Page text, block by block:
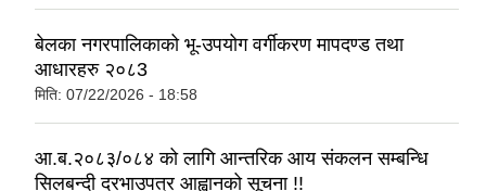
बेलका नगरपालिकाको भू-उपयोग वर्गीकरण मापदण्ड तथा
आधारहरु २०८3
मिति: 07/22/2026 - 18:58
आ.ब.२०८३/०८४ को लागि आन्तरिक आय संकलन सम्बन्धि
सिलबन्दी दरभाउपत्र आह्वानको सूचना !!